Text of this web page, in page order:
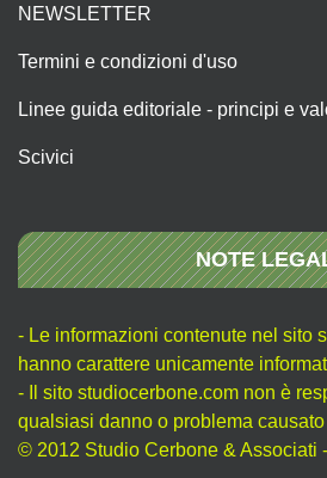
NEWSLETTER
Termini e condizioni d'uso
Linee guida editoriale - principi e
Scivici
NOTE
- Le informazioni contenute nel sito
hanno carattere unicamente
- Il sito studiocerbone.com non è
qualsiasi danno o problema
© 2012 Studio Cerbone & Associati -